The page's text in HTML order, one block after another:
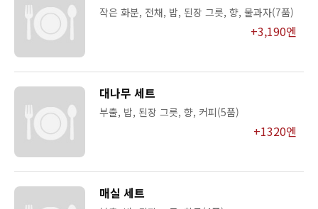
작은 화분, 전채, 밥, 된장 그릇, 향, 물과자(7품)
+3,190엔
대나무 세트
부출, 밥, 된장 그릇, 향, 커피(5품)
+1320엔
매실 세트